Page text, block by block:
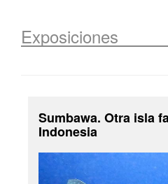
Exposiciones
Sumbawa. Otra isla
Indonesia